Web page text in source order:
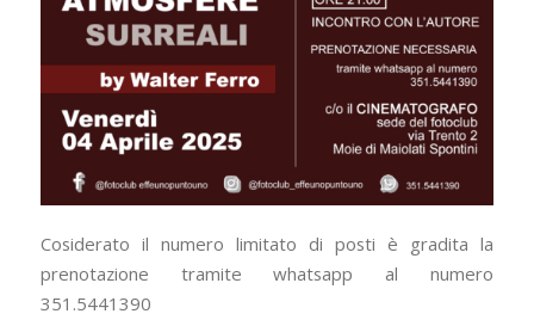
Cosiderato il numero limitato di posti è gradita la
prenotazione tramite whatsapp al numero
351.5441390